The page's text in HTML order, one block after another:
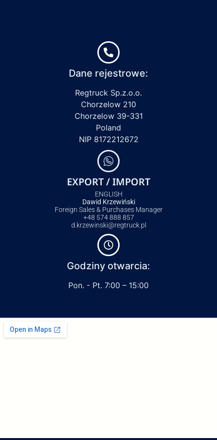
Dane rejestrowe:
Regtruck Sp.z.o.o.
Chorzelow 210
Chorzelow 39-331
Poland
NIP 8172212672
EXPORT / IMPORT
ENGLISH
Dawid Krzewiński
Foreign Sales & Purchases Manager
+48 574 888 857
d.krzewinski@regtruck.pl
Godziny otwarcia:
Pon. - Pt. 7:00 – 15:00